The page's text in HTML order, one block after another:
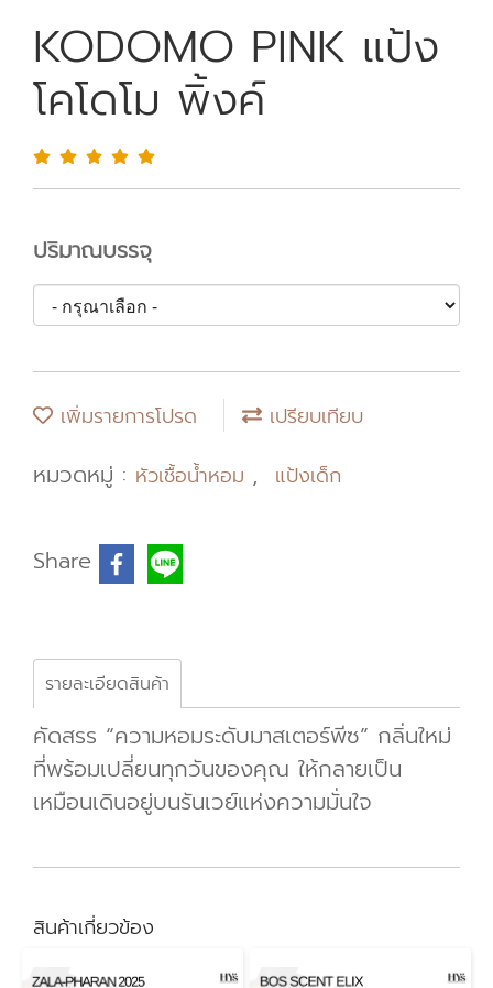
KODOMO PINK แป้ง
โคโดโม พิ้งค์
ปริมาณบรรจุ
เพิ่มรายการโปรด เปรียบเทียบ
หมวดหมู่ : หัวเชื้อน้ำหอม , แป้งเด็ก
Share
รายละเอียดสินค้า
คัดสรร “ความหอมระดับมาสเตอร์พีซ” กลิ่นใหม่
ที่พร้อมเปลี่ยนทุกวันของคุณ ให้กลายเป็น
เหมือนเดินอยู่บนรันเวย์แห่งความมั่นใจ
สินค้าเกี่ยวข้อง